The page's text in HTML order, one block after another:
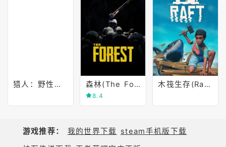
猎人：野性的呼唤(TheHunter Call of the Wild) 森林(The Forest)
8.4
木筏生存(Raft)
游戏推荐： 我的世界下载 steam手机版下载